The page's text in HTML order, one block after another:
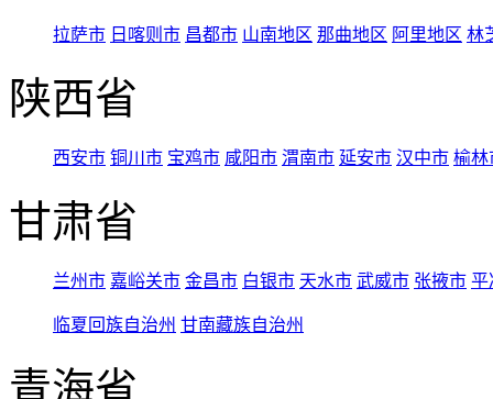
拉萨市 日喀则市 昌都市 山南地区 那曲地区 阿里地区 林
陕西省
西安市 铜川市 宝鸡市 咸阳市 渭南市 延安市 汉中市 榆林
甘肃省
兰州市 嘉峪关市 金昌市 白银市 天水市 武威市 张掖市 平
临夏回族自治州 甘南藏族自治州
青海省